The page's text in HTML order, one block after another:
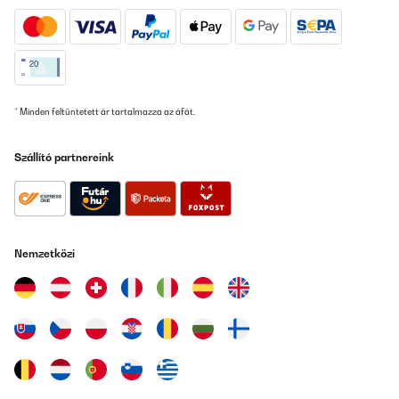
Amazon-Benutzer
Fordítsd le
Rapport qualité prix impeccable !
Utilisateur d'Amazon
Fordítsd le
Transport bestens geeignet. Der Artikel ist stabil, von guter
Qualität und sehr praktisch und entspricht der
Amazon-Benutzer
* Minden feltüntetett ár tartalmazza az áfát.
Szállító partnereink
Nemzetközi